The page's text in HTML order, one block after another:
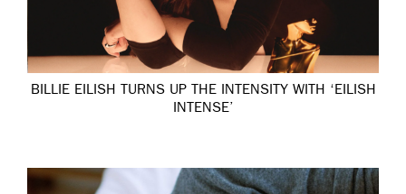
BILLIE EILISH TURNS UP THE INTENSITY WITH ‘EILISH
INTENSE’